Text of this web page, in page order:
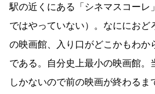
駅の近くにある「シネマスコーレ
ではやっていない）。なににおど
の映画館、入り口がどこかもわか
である。自分史上最小の映画館。
しかないので前の映画が終わるま